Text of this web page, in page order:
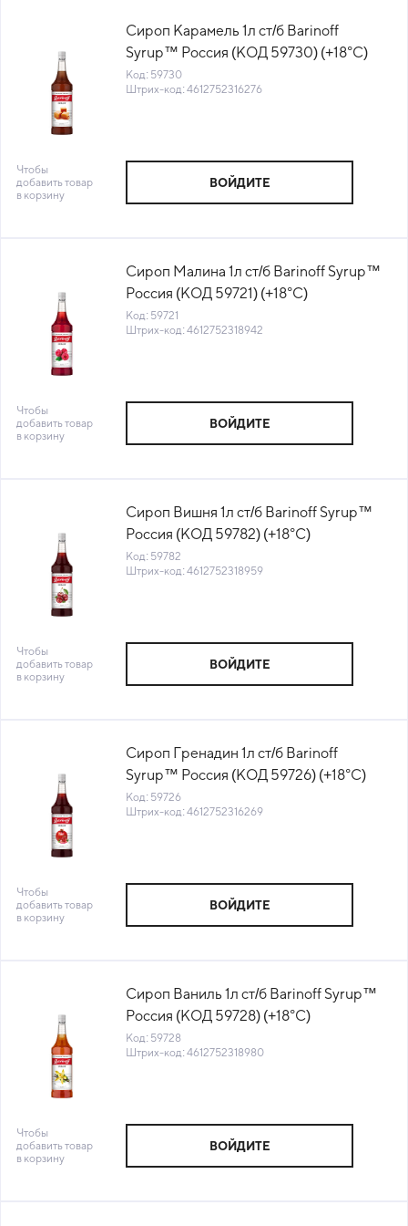
Сироп Карамель 1л ст/б Barinoff
Syrup™ Россия (КОД 59730) (+18°С)
Код: 59730
Штрих-код: 4612752316276
Чтобы
добавить товар
в корзину
ВОЙДИТЕ
Сироп Малина 1л ст/б Barinoff Syrup™
Россия (КОД 59721) (+18°С)
Код: 59721
Штрих-код: 4612752318942
Чтобы
добавить товар
в корзину
ВОЙДИТЕ
Сироп Вишня 1л ст/б Barinoff Syrup™
Россия (КОД 59782) (+18°С)
Код: 59782
Штрих-код: 4612752318959
Чтобы
добавить товар
в корзину
ВОЙДИТЕ
Сироп Гренадин 1л ст/б Barinoff
Syrup™ Россия (КОД 59726) (+18°С)
Код: 59726
Штрих-код: 4612752316269
Чтобы
добавить товар
в корзину
ВОЙДИТЕ
Сироп Ваниль 1л ст/б Barinoff Syrup™
Россия (КОД 59728) (+18°С)
Код: 59728
Штрих-код: 4612752318980
Чтобы
добавить товар
в корзину
ВОЙДИТЕ